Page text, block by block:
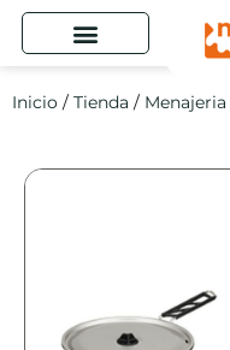
Inicio / Tienda / Menajeria